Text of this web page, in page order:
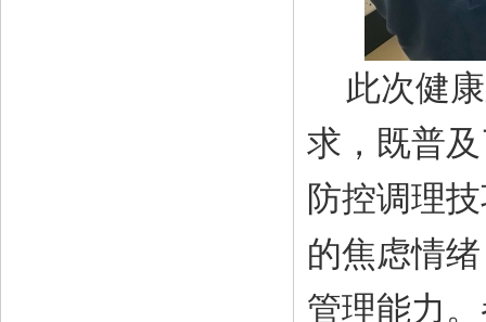
此次健
求，既普
防控调理
的焦虑情
管理能力